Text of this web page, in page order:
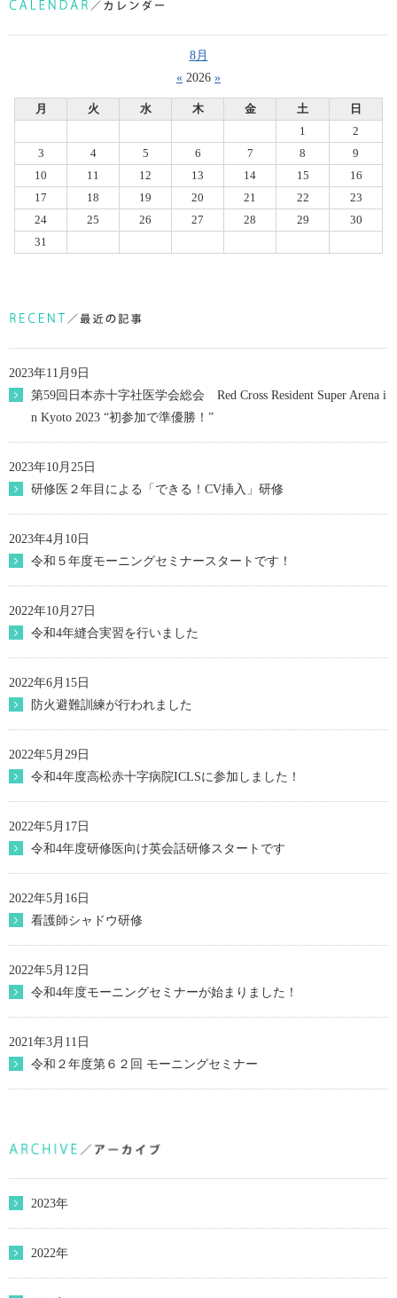
8月
« 2026 »
月 火 水 木 金 土
日
1
2
3
4 5 6 7 8
9
10
11 12 13 14 15
16
17
18 19 20 21 22
23
24
25 26 27 28 29
30
31
2023年11月9日
第59回日本赤十字社医学会総会 Red Cross Resident Super Arena i
n Kyoto 2023 “初参加で準優勝！”
2023年10月25日
研修医２年目による「できる！CV挿入」研修
2023年4月10日
令和５年度モーニングセミナースタートです！
2022年10月27日
令和4年縫合実習を行いました
2022年6月15日
防火避難訓練が行われました
2022年5月29日
令和4年度高松赤十字病院ICLSに参加しました！
2022年5月17日
令和4年度研修医向け英会話研修スタートです
2022年5月16日
看護師シャドウ研修
2022年5月12日
令和4年度モーニングセミナーが始まりました！
2021年3月11日
令和２年度第６２回 モーニングセミナー
2023年
2022年